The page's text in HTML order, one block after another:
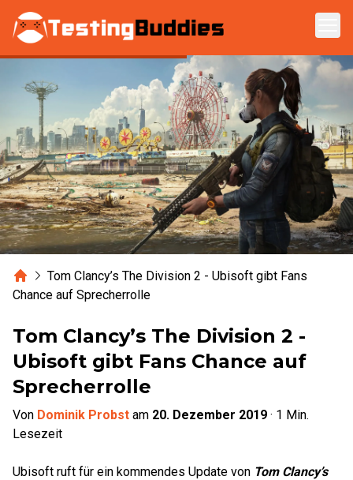
Zum Hauptinhalt springen
HomeTom Clancy’s The Division 2 - Ubisoft gibt Fans
Chance auf Sprecherrolle
Tom Clancy’s The Division 2 -
Ubisoft gibt Fans Chance auf
Sprecherrolle
Von Dominik Probst am 20. Dezember 2019 · 1 Min.
Lesezeit
Ubisoft ruft für ein kommendes Update von Tom Clancy’s